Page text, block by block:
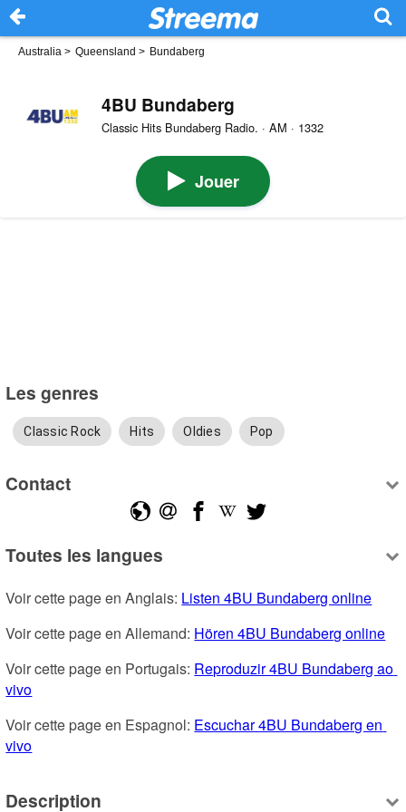
Australia > Queensland > Bundaberg
4BU Bundaberg
Classic Hits Bundaberg Radio. · AM · 1332
Jouer
Les genres
Classic Rock Hits Oldies Pop
Contact
Toutes les langues
Voir cette page en Anglais: Listen 4BU Bundaberg online
Voir cette page en Allemand: Hören 4BU Bundaberg online
Voir cette page en Portugais: Reproduzir 4BU Bundaberg ao
vivo
Voir cette page en Espagnol: Escuchar 4BU Bundaberg en
vivo
Description